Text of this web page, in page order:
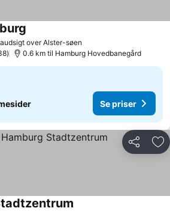
over Alster-søen
0.6 km til Hamburg Hovedbanegård
Se priser
Del